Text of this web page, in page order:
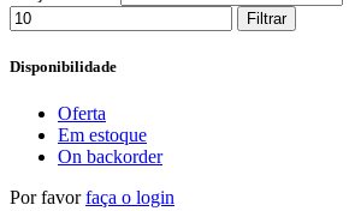
Filtrar
Disponibilidade
Oferta
Em estoque
On backorder
Por favorfaça o login